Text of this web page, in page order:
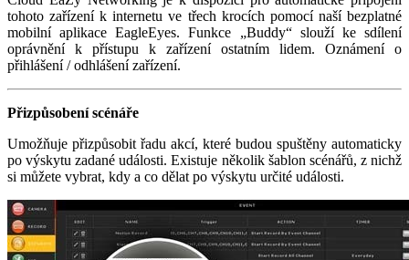
tohoto zařízení k internetu ve třech krocích pomocí naší bezplatné
mobilní aplikace EagleEyes. Funkce „Buddy“ slouží ke sdílení
oprávnění k přístupu k zařízení ostatním lidem. Oznámení o
přihlášení / odhlášení zařízení.
Přizpůsobení scénáře
Umožňuje přizpůsobit řadu akcí, které budou spuštěny automaticky
po výskytu zadané události. Existuje několik šablon scénářů, z nichž
si můžete vybrat, kdy a co dělat po výskytu určité události.